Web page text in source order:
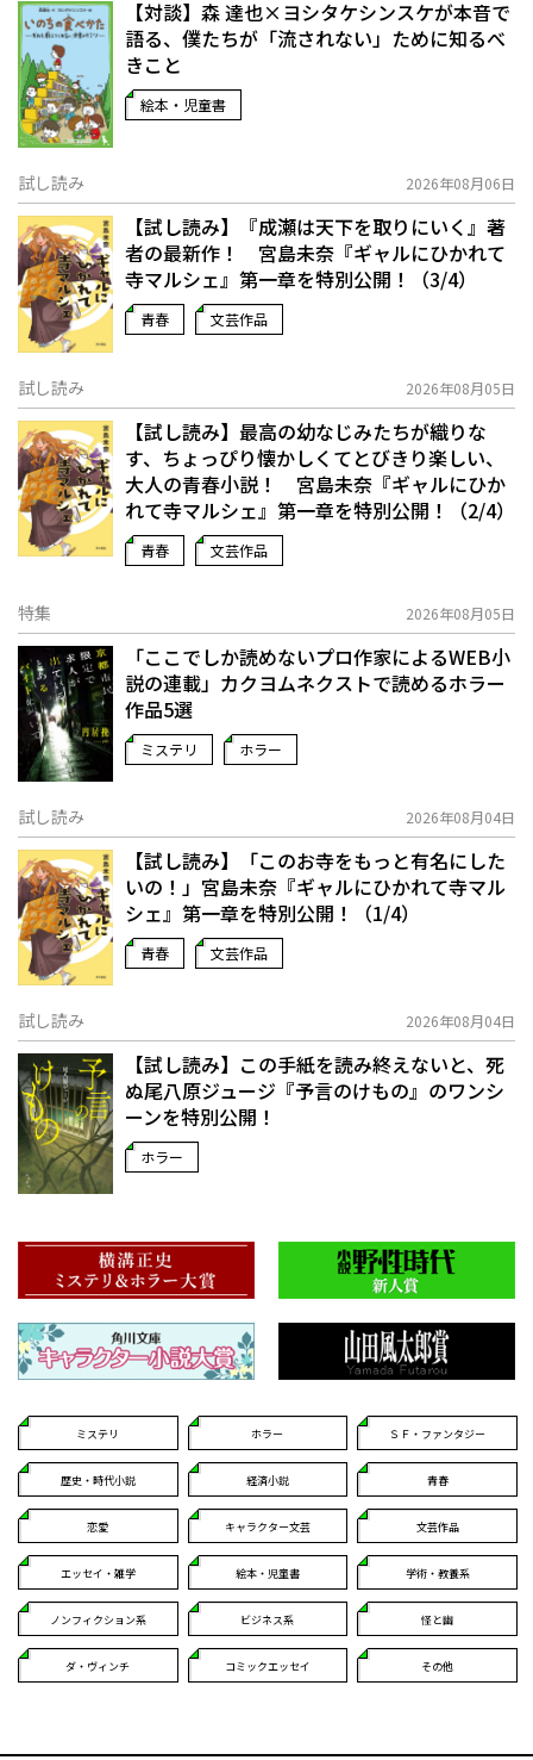
【対談】森 達也×ヨシタケシンスケが本音で
語る、僕たちが「流されない」ために知るべ
きこと
絵本・児童書
試し読み 2026年08月06日
【試し読み】『成瀬は天下を取りにいく』著
者の最新作！ 宮島未奈『ギャルにひかれて
寺マルシェ』第一章を特別公開！（3/4）
青春 文芸作品
試し読み 2026年08月05日
【試し読み】最高の幼なじみたちが織りな
す、ちょっぴり懐かしくてとびきり楽しい、
大人の青春小説！ 宮島未奈『ギャルにひか
れて寺マルシェ』第一章を特別公開！（2/4）
青春 文芸作品
特集 2026年08月05日
「ここでしか読めないプロ作家によるWEB小
説の連載」――カクヨムネクストで読めるホラー
作品5選
ミステリ ホラー
試し読み 2026年08月04日
【試し読み】「このお寺をもっと有名にした
いの！」宮島未奈『ギャルにひかれて寺マル
シェ』第一章を特別公開！（1/4）
青春 文芸作品
試し読み 2026年08月04日
【試し読み】この手紙を読み終えないと、死
ぬ――尾八原ジュージ『予言のけもの』のワンシ
ーンを特別公開！
ホラー
ミステリ ホラー ＳＦ・ファンタジー
歴史・時代小説 経済小説 青春
恋愛 キャラクター文芸 文芸作品
エッセイ・雑学 絵本・児童書 学術・教養系
ノンフィクション系 ビジネス系 怪と幽
ダ・ヴィンチ コミックエッセイ その他